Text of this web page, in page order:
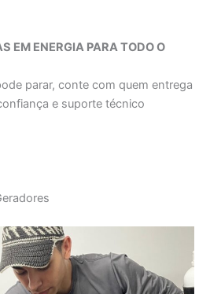
EM ENERGIA PARA TODO O
parar, conte com quem entrega
e suporte técnico